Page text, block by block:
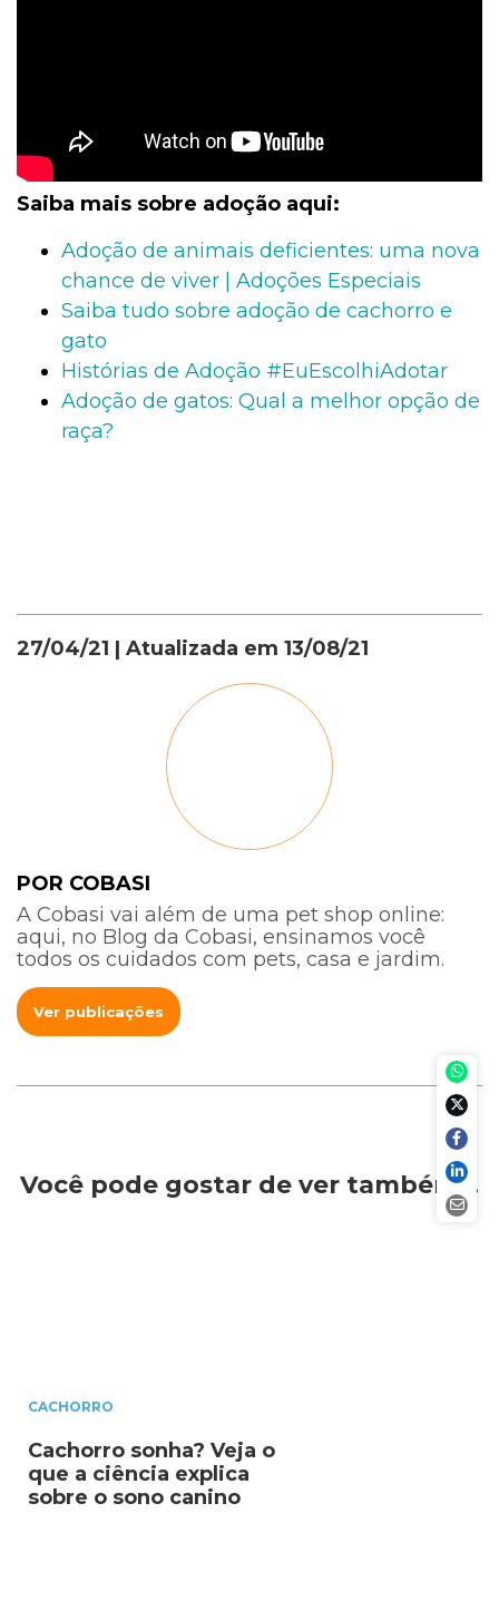
Saiba mais sobre adoção aqui:
Adoção de animais deficientes: uma nova
chance de viver | Adoções Especiais
Saiba tudo sobre adoção de cachorro e
gato
Histórias de Adoção #EuEscolhiAdotar
Adoção de gatos: Qual a melhor opção de
raça?
27/04/21 | Atualizada em 13/08/21
POR COBASI
A Cobasi vai além de uma pet shop online:
aqui, no Blog da Cobasi, ensinamos você
todos os cuidados com pets, casa e jardim.
Ver publicações
Você pode gostar de ver também…
CACHORRO
Cachorro sonha? Veja o
que a ciência explica
sobre o sono canino